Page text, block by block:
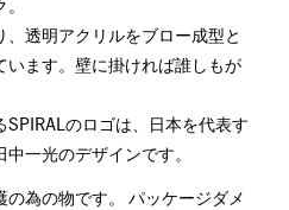
透明アクリルをブロー成型と
います。壁に掛ければ誰しもが
のロゴは、日本を代表す
一光のデザインです。
為の物です。 パッケージダメ